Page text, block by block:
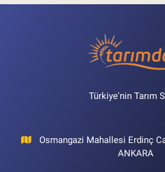
Türkiye'nin Tarım
Osmangazi Mahallesi Erdinç
ANKARA